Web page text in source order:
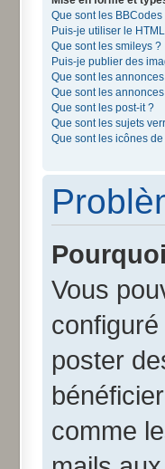
Que sont les BBCodes
Puis-je utiliser le
Que sont les smileys ?
Puis-je publier des
Que sont les
Que sont les
Que sont les post-it ?
Que sont les sujets
Que sont les icônes
Vous
configuré
poster
comme